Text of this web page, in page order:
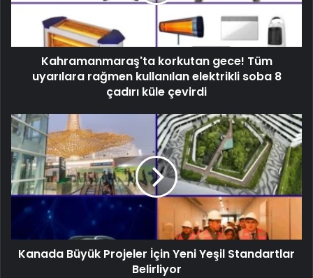
Kahramanmaraş'ta korkutan gece! Tüm
uyarılara rağmen kullanılan elektrikli soba 8
çadırı küle çevirdi
Kanada Büyük Projeler İçin Yeni Yeşil Standartlar
Belirliyor